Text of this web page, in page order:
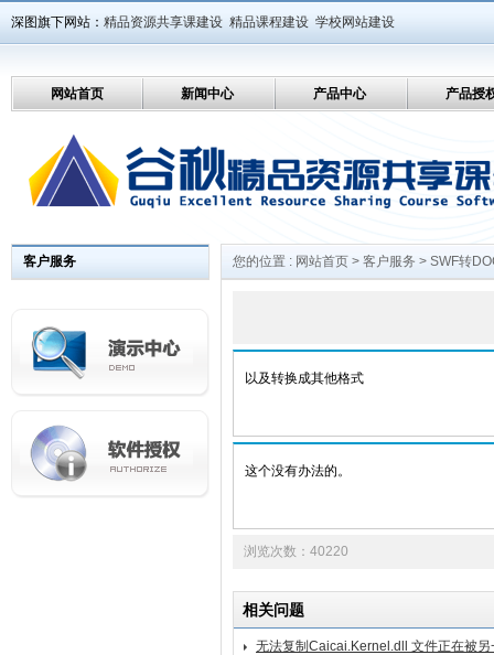
深图旗下网站： 精品资源共享课建设 精品课程建设 学校网站建设
网站首页 新闻中心 产品中心 产品授
客户服务 您的位置 : 网站首页 > 客户服务 > SWF转
以及转换成其他格式
这个没有办法的。
浏览次数：40220
相关问题
无法复制Caicai.Kernel.dll 文件正在被